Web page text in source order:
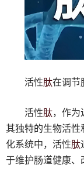
活性肽在调节
活性肽，作为
其独特的生物活性
化系统中，活性肽
于维护肠道健康、